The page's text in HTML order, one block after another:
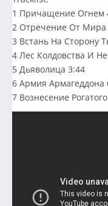
1 Причащение Огнем
2 Отречение От Мира
3 Встань На Сторону
4 Лес Колдовства И
5 Дьяволица 3:44
6 Армия Армагеддона
7 Вознесение